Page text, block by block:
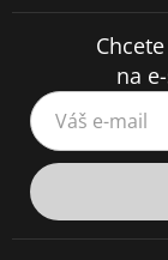
na
Váš e-mail